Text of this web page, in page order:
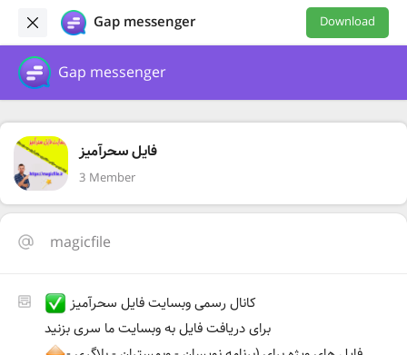
Gap messenger Download
Gap messenger
فایل سحرآمیز
3 Member
magicfile
کانال رسمی وبسایت فایل سحرآمیز
برای دریافت فایل به وبسایت ما سری بزنید